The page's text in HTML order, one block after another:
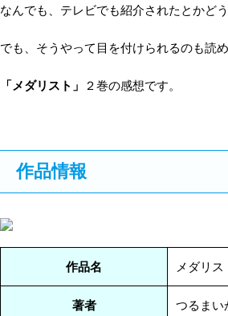
なんでも、テレビでも紹介されたとかど
でも、そうやって目を付けられるのも読
「メダリスト」 ２巻の感想です。
作品情報
作品名 メダリス
著者 つるまい